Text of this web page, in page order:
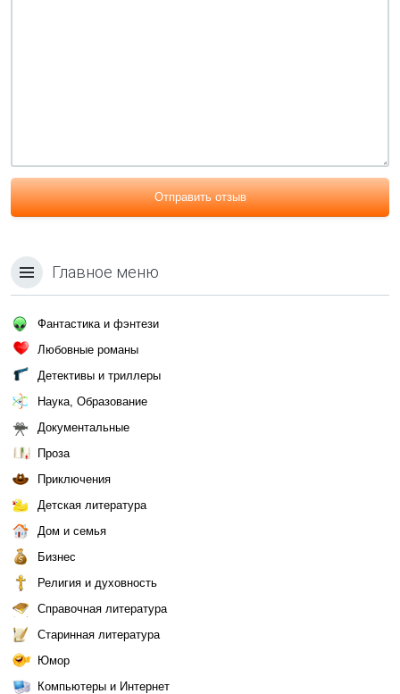
Отправить отзыв
Главное меню
Фантастика и фэнтези
Любовные романы
Детективы и триллеры
Наука, Образование
Документальные
Проза
Приключения
Детская литература
Дом и семья
Бизнес
Религия и духовность
Справочная литература
Старинная литература
Юмор
Компьютеры и Интернет